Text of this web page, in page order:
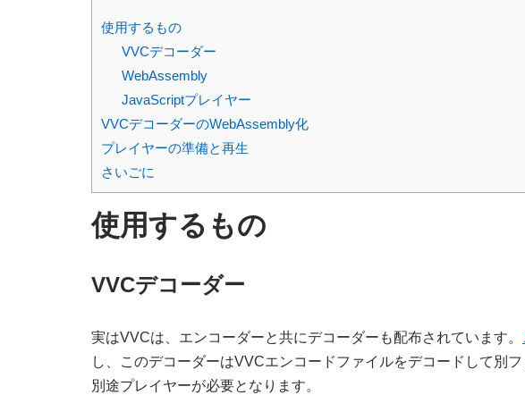
使用するもの
VVCデコーダー
WebAssembly
JavaScriptプレイヤー
VVCデコーダーのWebAssembly化
プレイヤーの準備と再生
さいごに
使用するもの
VVCデコーダー
実はVVCは、エンコーダーと共にデコーダーも配布されています。
し、このデコーダーはVVCエンコードファイルをデコードして別
別途プレイヤーが必要となります。